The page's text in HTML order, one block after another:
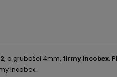
, o grubości 4mm, firmy Incobex.
Incobex.